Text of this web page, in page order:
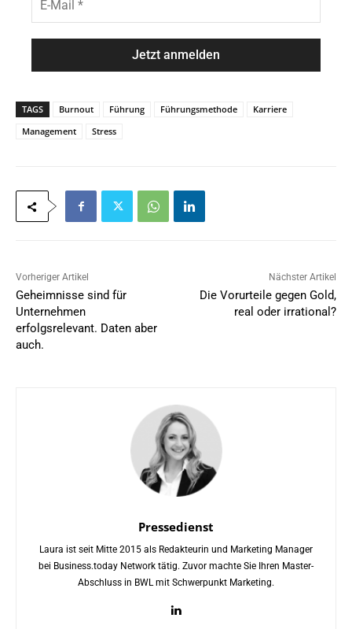
a
M
a
l
TAGS Burnout Führung Führungsmethode
Karriere
Management
Stress
Vorheriger Artikel
Geheimnisse sind für
Unternehmen
erfolgsrelevant. Daten aber
auch.
Nächster Artikel
Die Vorurteile gegen Gold,
real oder irrational?
Pressedienst
Laura ist seit Mitte 2015 als Redakteurin und Marketing Manager
bei Business.today Network tätig. Zuvor machte Sie Ihren Master-
Abschluss in BWL mit Schwerpunkt Marketing.